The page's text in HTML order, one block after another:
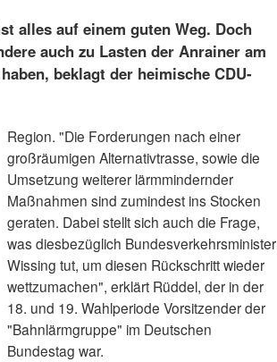
alles auf einem guten Weg. Doch
auch zu Lasten der Anrainer am
beklagt der heimische CDU-
Region. "Die Forderungen nach einer
großräumigen Alternativtrasse, sowie die
Umsetzung weiterer lärmmindernder
Maßnahmen sind zumindest ins Stocken
geraten. Dabei stellt sich auch die Frage,
was diesbezüglich Bundesverkehrsminister
Wissing tut, um diesen Rückschritt wieder
wettzumachen", erklärt Rüddel, der in der
18. und 19. Wahlperiode Vorsitzender der
"Bahnlärmgruppe" im Deutschen
Bundestag war.